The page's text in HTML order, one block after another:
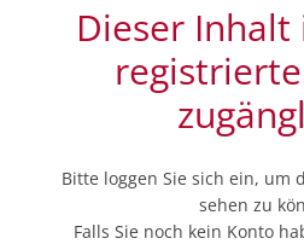
Dieser
Bitte loggen Sie sich ein, um
sehen zu
Falls Sie noch kein Konto